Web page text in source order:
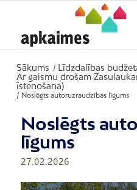
Sākums / Līdzdalības
Ar gaismu drošam
īstenošana)
/ Noslēgts autoruzraudzības līgums
Noslēgts
līgums
27.02.2026